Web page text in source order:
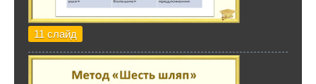
11 слайд